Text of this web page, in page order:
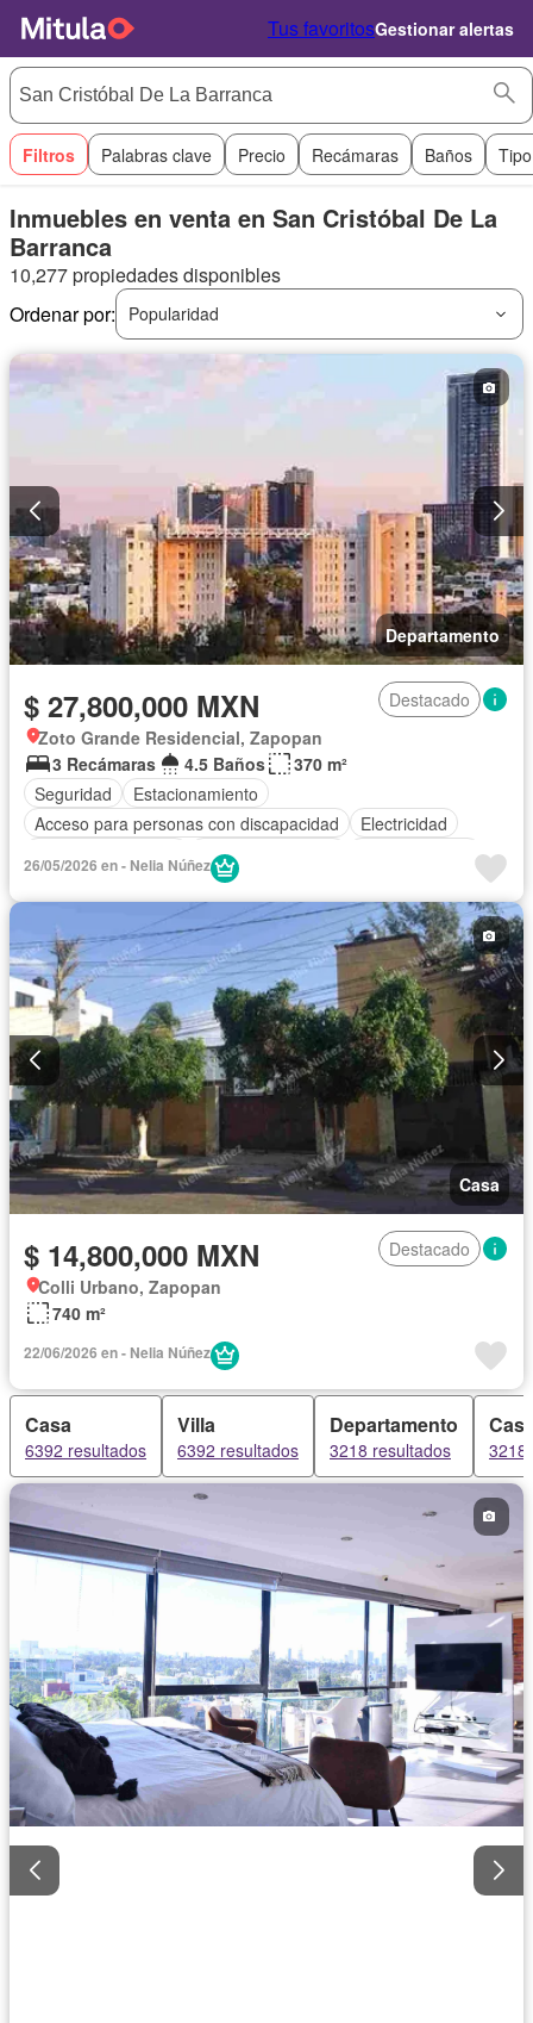
Tus favoritosGestionar alertas
Filtros Palabras clave Precio Recámaras Baños
Inmuebles en venta en San Cristóbal De La
Barranca
10,277 propiedades disponibles
Ordenar por:
Popularidad
Departamento
$ 27,800,000 MXN
Destacado
Zoto Grande Residencial, Zapopan
3 Recámaras
4.5 Baños
370 m²
Seguridad
Estacionamiento
Acceso para personas con discapacidad
Electricidad
Cuarto de servicio
Caseta de vigilancia
Sala polivalente
Gimnasio Conserje Sin amueblar
26/05/2026 en - Nelia Núñez
Casa
$ 14,800,000 MXN
Destacado
Colli Urbano, Zapopan
740 m²
22/06/2026 en - Nelia Núñez
Casa
6392 resultados
Villa
6392 resultados
Departamento
3218 resultados 3218